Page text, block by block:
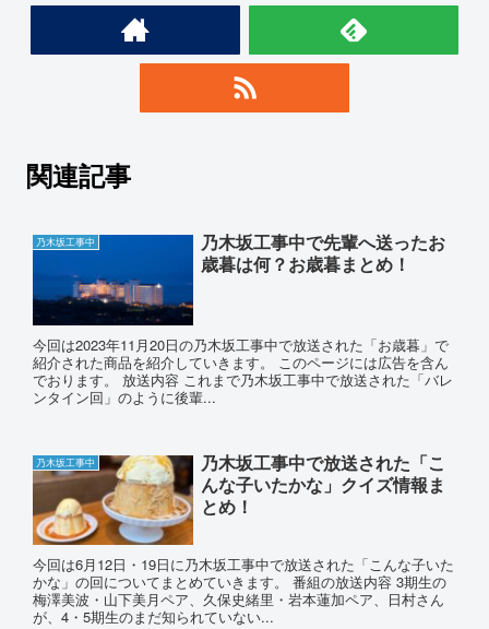
関連記事
乃木坂工事中
乃木坂工事中で先輩へ送ったお
歳暮は何？お歳暮まとめ！
今回は2023年11月20日の乃木坂工事中で放送された「お歳暮」で
紹介された商品を紹介していきます。 このページには広告を含ん
でおります。 放送内容 これまで乃木坂工事中で放送された「バレ
ンタイン回」のように後輩...
乃木坂工事中
乃木坂工事中で放送された「こ
んな子いたかな」クイズ情報ま
とめ！
今回は6月12日・19日に乃木坂工事中で放送された「こんな子いた
かな」の回についてまとめていきます。 番組の放送内容 3期生の
梅澤美波・山下美月ペア、久保史緒里・岩本蓮加ペア、日村さん
が、4・5期生のまだ知られていない...